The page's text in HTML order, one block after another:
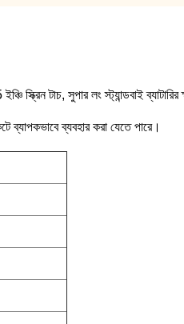
স্ক্রিন টাচ, সুপার লং স্ট্যান্ডবাই
ব্যাপকভাবে ব্যবহার করা যেতে পারে।